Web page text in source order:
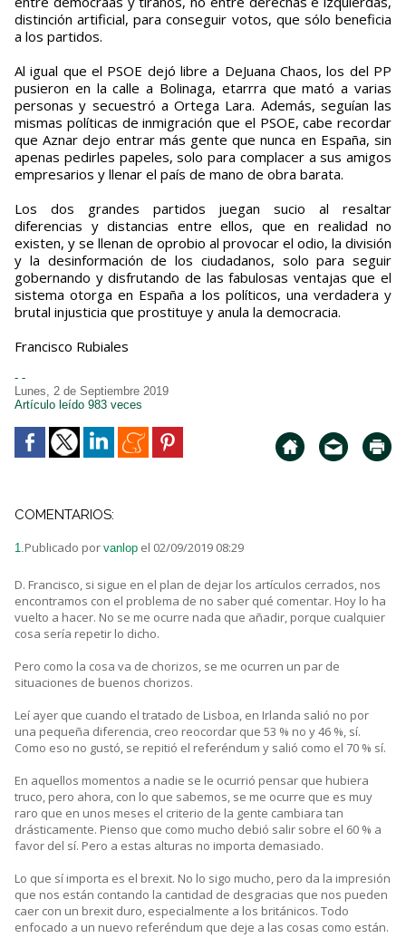
distinción artificial, para conseguir votos, que sólo beneficia
a los partidos.
Al igual que el PSOE dejó libre a DeJuana Chaos, los del PP
pusieron en la calle a Bolinaga, etarrra que mató a varias
personas y secuestró a Ortega Lara. Además, seguían las
mismas políticas de inmigración que el PSOE, cabe recordar
que Aznar dejo entrar más gente que nunca en España, sin
apenas pedirles papeles, solo para complacer a sus amigos
empresarios y llenar el país de mano de obra barata.
Los dos grandes partidos juegan sucio al resaltar
diferencias y distancias entre ellos, que en realidad no
existen, y se llenan de oprobio al provocar el odio, la división
y la desinformación de los ciudadanos, solo para seguir
gobernando y disfrutando de las fabulosas ventajas que el
sistema otorga en España a los políticos, una verdadera y
brutal injusticia que prostituye y anula la democracia.
Francisco Rubiales
- -
Lunes, 2 de Septiembre 2019
Artículo leído 983 veces
COMENTARIOS:
1.Publicado por vanlop el 02/09/2019 08:29
D. Francisco, si sigue en el plan de dejar los artículos cerrados, nos
encontramos con el problema de no saber qué comentar. Hoy lo ha
vuelto a hacer. No se me ocurre nada que añadir, porque cualquier
cosa sería repetir lo dicho.
Pero como la cosa va de chorizos, se me ocurren un par de
situaciones de buenos chorizos.
Leí ayer que cuando el tratado de Lisboa, en Irlanda salió no por
una pequeña diferencia, creo reocordar que 53 % no y 46 %, sí.
Como eso no gustó, se repitió el referéndum y salió como el 70 % sí.
En aquellos momentos a nadie se le ocurrió pensar que hubiera
truco, pero ahora, con lo que sabemos, se me ocurre que es muy
raro que en unos meses el criterio de la gente cambiara tan
drásticamente. Pienso que como mucho debió salir sobre el 60 % a
favor del sí. Pero a estas alturas no importa demasiado.
Lo que sí importa es el brexit. No lo sigo mucho, pero da la impresión
que nos están contando la cantidad de desgracias que nos pueden
caer con un brexit duro, especialmente a los británicos. Todo
enfocado a un nuevo referéndum que deje a las cosas como están.